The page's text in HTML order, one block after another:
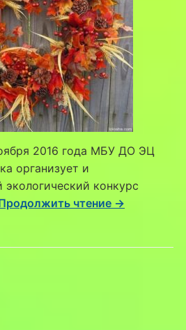
2016 года МБУ ДО ЭЦ
организует и
конкурс
чтение →